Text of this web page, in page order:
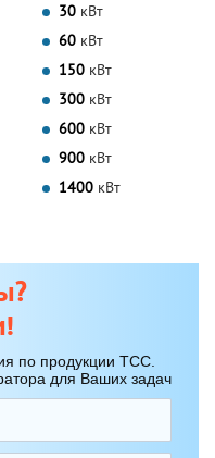
30 кВт
60 кВт
150 кВт
300 кВт
600 кВт
900 кВт
1400 кВт
по продукции ТСС.
для Ваших задач